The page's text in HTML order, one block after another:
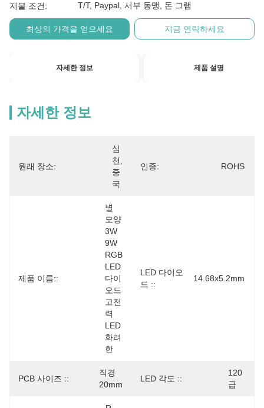
지불 조건: T/T, Paypal, 서부 동맹, 돈 그램
최상의 가격을 얻으세요 지금 연락하세요
자세한 정보 제품 설명
자세한 정보
원래 장소:
심
천,
중
국
인증: ROHS
제품 이름::
별
모양
3W
9W
RGB
LED
다이
오드
고전
력
LED
화려
한
LED 다이오
드 ::
14.68x5.2mm
PCB 사이즈 ::
직경
20mm
LED 각도 ::
120
급